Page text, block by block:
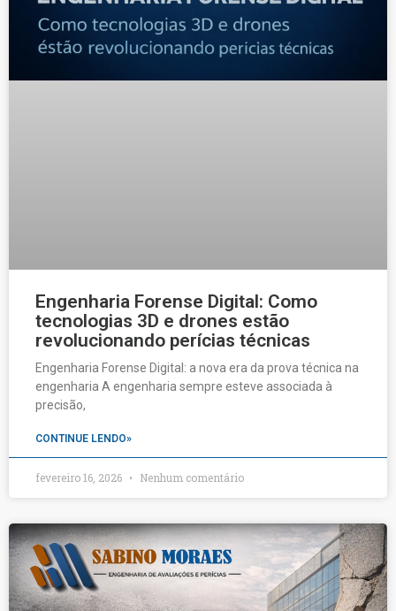
Engenharia Forense Digital: Como
tecnologias 3D e drones estão
revolucionando perícias técnicas
Engenharia Forense Digital: a nova era da prova técnica na
engenharia A engenharia sempre esteve associada à
precisão,
CONTINUE LENDO»
fevereiro 16, 2026 Nenhum comentário